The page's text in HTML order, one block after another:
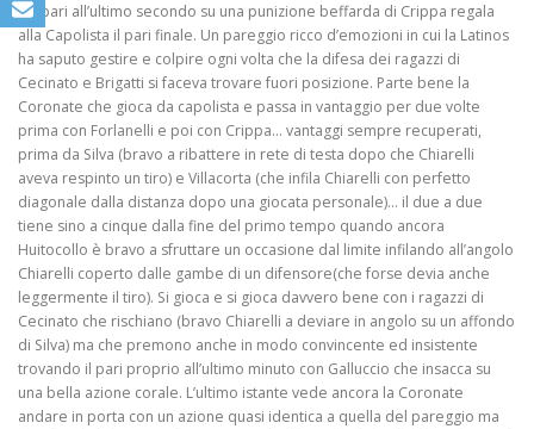
Un pari all’ultimo secondo su una punizione beffarda di Crippa regala
alla Capolista il pari finale. Un pareggio ricco d’emozioni in cui la Latinos
ha saputo gestire e colpire ogni volta che la difesa dei ragazzi di
Cecinato e Brigatti si faceva trovare fuori posizione. Parte bene la
Coronate che gioca da capolista e passa in vantaggio per due volte
prima con Forlanelli e poi con Crippa… vantaggi sempre recuperati,
prima da Silva (bravo a ribattere in rete di testa dopo che Chiarelli
aveva respinto un tiro) e Villacorta (che infila Chiarelli con perfetto
diagonale dalla distanza dopo una giocata personale)… il due a due
tiene sino a cinque dalla fine del primo tempo quando ancora
Huitocollo è bravo a sfruttare un occasione dal limite infilando all’angolo
Chiarelli coperto dalle gambe di un difensore(che forse devia anche
leggermente il tiro). Si gioca e si gioca davvero bene con i ragazzi di
Cecinato che rischiano (bravo Chiarelli a deviare in angolo su un affondo
di Silva) ma che premono anche in modo convincente ed insistente
trovando il pari proprio all’ultimo minuto con Galluccio che insacca su
una bella azione corale. L’ultimo istante vede ancora la Coronate
andare in porta con un azione quasi identica a quella del pareggio ma